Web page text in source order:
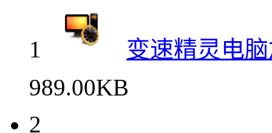
1
变速精灵电
989.00KB
2